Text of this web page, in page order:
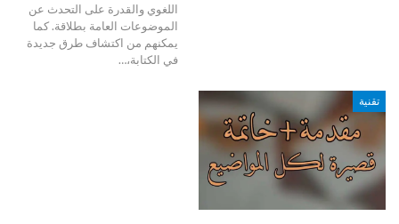
اللغوي والقدرة على التحدث عن
الموضوعات العامة بطلاقة. كما
يمكنهم من اكتشاف طرق جديدة
في الكتابة،…
تقنية